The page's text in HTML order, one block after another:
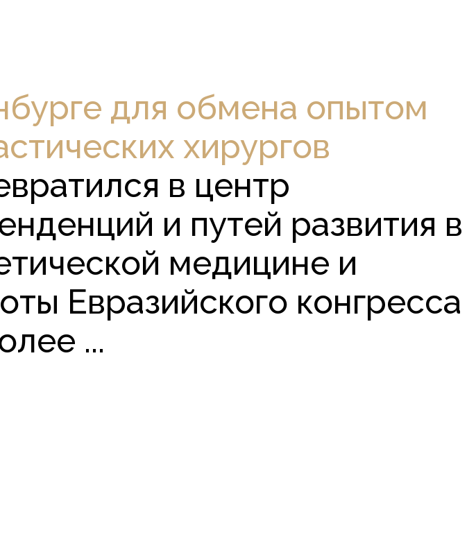
для обмена опытом
хирургов
в центр
и путей развития в
медицине и
Евразийского конгресса
...